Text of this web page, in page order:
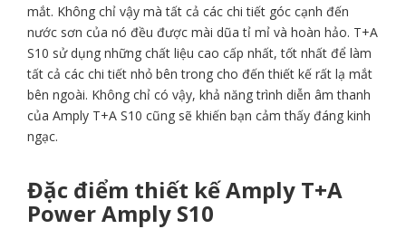
mắt. Không chỉ vậy mà tất cả các chi tiết góc cạnh đến
nước sơn của nó đều được mài dũa tỉ mỉ và hoàn hảo. T+A
S10 sử dụng những chất liệu cao cấp nhất, tốt nhất để làm
tất cả các chi tiết nhỏ bên trong cho đến thiết kế rất lạ mắt
bên ngoài. Không chỉ có vậy, khả năng trình diễn âm thanh
của Amply T+A S10 cũng sẽ khiến bạn cảm thấy đáng kinh
ngạc.
Đặc điểm thiết kế Amply T+A
Power Amply S10